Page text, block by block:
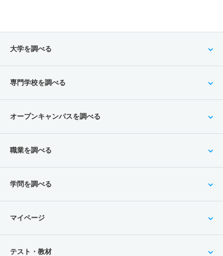
大学を調べる
専門学校を調べる
オープンキャンパスを調べる
職業を調べる
学問を調べる
マイページ
テスト・教材